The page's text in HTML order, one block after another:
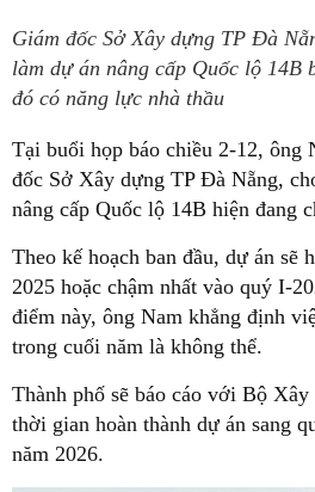
Giám đốc Sở Xây dựng TP Đà
làm dự án nâng cấp Quốc lộ 14B
đó có năng lực nhà thầu
Tại buổi họp báo chiều 2-12, ông
đốc Sở Xây dựng TP Đà Nẵng,
nâng cấp Quốc lộ 14B hiện đang
Theo kế hoạch ban đầu, dự án sẽ
2025 hoặc chậm nhất vào quý I-
điểm này, ông Nam khẳng định
trong cuối năm là không thể.
Thành phố sẽ báo cáo với Bộ
thời gian hoàn thành dự án sang
năm 2026.